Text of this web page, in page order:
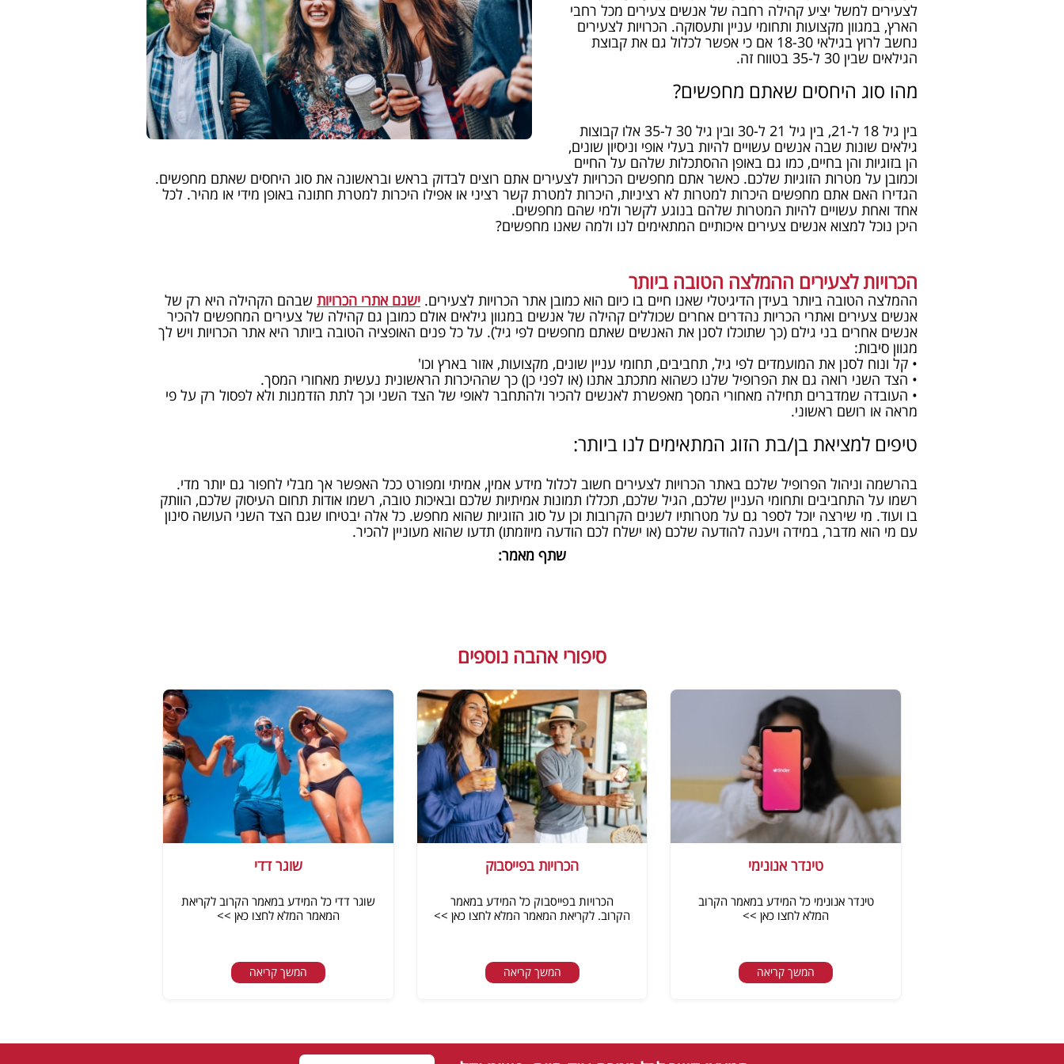
לצעירים למשל יציע קהילה רחבה של אנשים צעירים מכל רחבי
הארץ, במגוון מקצועות ותחומי עניין ותעסוקה. הכרויות לצעירים
נחשב לרוץ בגילאי 18-30 אם כי אפשר לכלול גם את קבוצת
הגילאים שבין 30 ל-35 בטווח זה.
מהו סוג היחסים שאתם מחפשים?
בין גיל 18 ל-21, בין גיל 21 ל-30 ובין גיל 30 ל-35 אלו קבוצות
גילאים שונות שבה אנשים עשויים להיות בעלי אופי וניסיון שונים,
הן בזוגיות והן בחיים, כמו גם באופן ההסתכלות שלהם על החיים
וכמובן על מטרות הזוגיות שלכם. כאשר אתם מחפשים הכרויות לצעירים אתם רוצים לבדוק בראש ובראשונה את סוג היחסים שאתם מחפשים.
הגדירו האם אתם מחפשים היכרות למטרות לא רציניות, היכרות למטרת קשר רציני או אפילו היכרות למטרת חתונה באופן מידי או מהיר. לכל
אחד ואחת עשויים להיות המטרות שלהם בנוגע לקשר ולמי שהם מחפשים.
היכן נוכל למצוא אנשים צעירים איכותיים המתאימים לנו ולמה שאנו מחפשים?
הכרויות לצעירים ההמלצה הטובה ביותר
ההמלצה הטובה ביותר בעידן הדיגיטלי שאנו חיים בו כיום הוא כמובן אתר הכרויות לצעירים. ישנם אתרי הכרויות שבהם הקהילה היא רק של
אנשים צעירים ואתרי הכריות נהדרים אחרים שכוללים קהילה של אנשים במגוון גילאים אולם כמובן גם קהילה של צעירים המחפשים להכיר
אנשים אחרים בני גילם (כך שתוכלו לסנן את האנשים שאתם מחפשים לפי גיל). על כל פנים האופציה הטובה ביותר היא אתר הכרויות ויש לך
מגוון סיבות:
• קל ונוח לסנן את המועמדים לפי גיל, תחביבים, תחומי עניין שונים, מקצועות, אזור בארץ וכו'
• הצד השני רואה גם את הפרופיל שלנו כשהוא מתכתב אתנו (או לפני כן) כך שההיכרות הראשונית נעשית מאחורי המסך.
• העובדה שמדברים תחילה מאחורי המסך מאפשרת לאנשים להכיר ולהתחבר לאופי של הצד השני וכך לתת הזדמנות ולא לפסול רק על פי
מראה או רושם ראשוני.
טיפים למציאת בן/בת הזוג המתאימים לנו ביותר:
בהרשמה וניהול הפרופיל שלכם באתר הכרויות לצעירים חשוב לכלול מידע אמין, אמיתי ומפורט ככל האפשר אך מבלי לחפור גם יותר מדי.
רשמו על התחביבים ותחומי העניין שלכם, הגיל שלכם, תכללו תמונות אמיתיות שלכם ובאיכות טובה, רשמו אודות תחום העיסוק שלכם, הוותק
בו ועוד. מי שירצה יוכל לספר גם על מטרותיו לשנים הקרובות וכן על סוג הזוגיות שהוא מחפש. כל אלה יבטיחו שגם הצד השני העושה סינון
עם מי הוא מדבר, במידה ויענה להודעה שלכם (או ישלח לכם הודעה מיוזמתו) תדעו שהוא מעוניין להכיר.
שתף מאמר:
סיפורי אהבה נוספים
טינדר אנונימי
טינדר אנונימי כל המידע במאמר הקרוב
המלא לחצו כאן >>
המשך קריאה
הכרויות בפייסבוק
הכרויות בפייסבוק כל המידע במאמר
הקרוב. לקריאת המאמר המלא לחצו כאן >>
המשך קריאה
שוגר דדי
שוגר דדי כל המידע במאמר הקרוב לקריאת
המאמר המלא לחצו כאן >>
המשך קריאה